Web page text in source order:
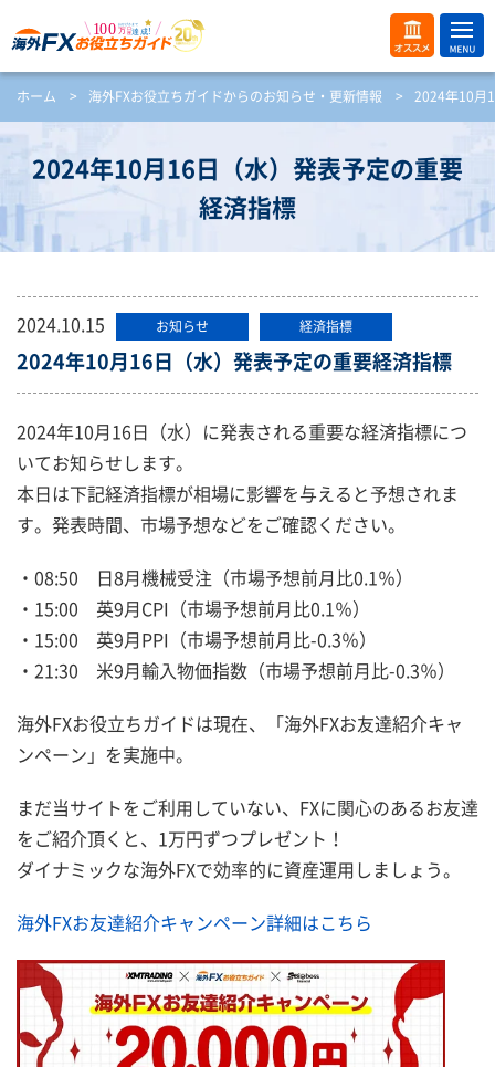
オス
スメ
ME
NU
開
く
ホーム > 海外FXお役立ちガイドからのお知らせ・更新情報 > 2024年10月
2024年10月16日（水）発表予定の重要
経済指標
2024.10.15 お知らせ 経済指標
2024年10月16日（水）発表予定の重要経済指標
2024年10月16日（水）に発表される重要な経済指標につ
いてお知らせします。
本日は下記経済指標が相場に影響を与えると予想されま
す。発表時間、市場予想などをご確認ください。
・08:50 日8月機械受注（市場予想前月比0.1％）
・15:00 英9月CPI（市場予想前月比0.1％）
・15:00 英9月PPI（市場予想前月比-0.3％）
・21:30 米9月輸入物価指数（市場予想前月比-0.3％）
海外FXお役立ちガイドは現在、「海外FXお友達紹介キャ
ンペーン」を実施中。
まだ当サイトをご利用していない、FXに関心のあるお友達
をご紹介頂くと、1万円ずつプレゼント！
ダイナミックな海外FXで効率的に資産運用しましょう。
海外FXお友達紹介キャンペーン詳細はこちら